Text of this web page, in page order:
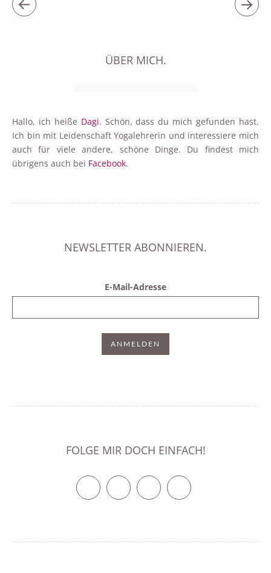
ÜBER MICH.
Hallo, ich heiße Dagi. Schön, dass du mich gefunden hast.
Ich bin mit Leidenschaft Yogalehrerin und interessiere mich
auch für viele andere, schöne Dinge. Du findest mich
übrigens auch bei Facebook.
NEWSLETTER ABONNIEREN.
E-Mail-Adresse
FOLGE MIR DOCH EINFACH!
TwitterFacebookVimeo RSS Feed